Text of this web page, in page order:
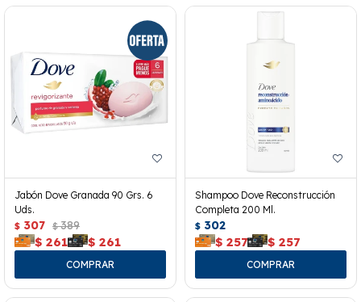
Jabón Dove Granada 90 Grs. 6
Uds.
$ 307 $ 389
$ 261 $ 261
Shampoo Dove Reconstrucción
Completa 200 Ml.
$ 302
$ 257 $ 257